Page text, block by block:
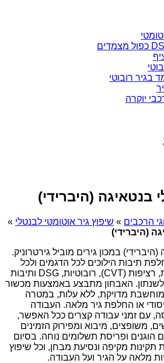
בגיר רובוטי
יוקרה
בנטאיגה (היברידי)
הרכבים » שיפוץ גיר אוטומטי לבנטלי »
(היברידי)
במכון גירים מוביל גירטרוניק.
תיבות הילוכים לכל הדגמים ולכל
סוגי התיבות – אוטומטיות, רציפות (CVT), רובוטיות, DSG ותיבות
האבחון מתבצע באמצעות מכשור
מדויקת, ללא עלות, במטרה
או החלפת גיר מלאה. העבודה
עם זמני עבודה קצרים ככל האפשר,
משופצים, מיבוא ומפירוק הזמינים
ופריסת תשלומים נוחה. בסיום
מקיפה ונסיעת מבחן, וכל שיפוץ
מלאה על הגיר ועל העבודה.